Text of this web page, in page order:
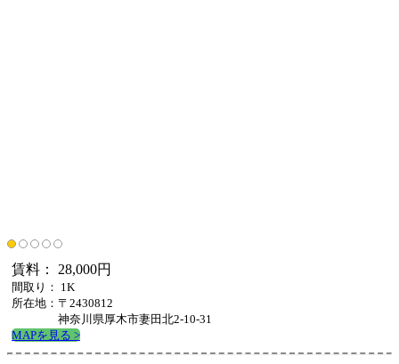
賃料： 28,000円
間取り： 1K
所在地：〒2430812
神奈川県厚木市妻田北2-10-31
MAPを見る >